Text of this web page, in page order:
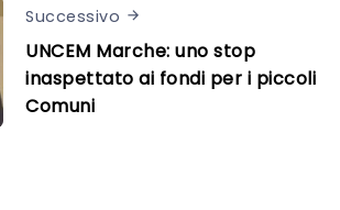
Successivo
UNCEM Marche: uno stop
inaspettato ai fondi per i piccoli
Comuni